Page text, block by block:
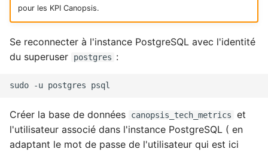
pour les KPI Canopsis.
Se reconnecter à l'instance PostgreSQL avec l'identité
du superuser
postgres :
sudo -u postgres
Créer la base de données canopsis_tech_metrics
et
l'utilisateur associé dans l'instance PostgreSQL ( en
adaptant le mot de passe de l'utilisateur qui est ici